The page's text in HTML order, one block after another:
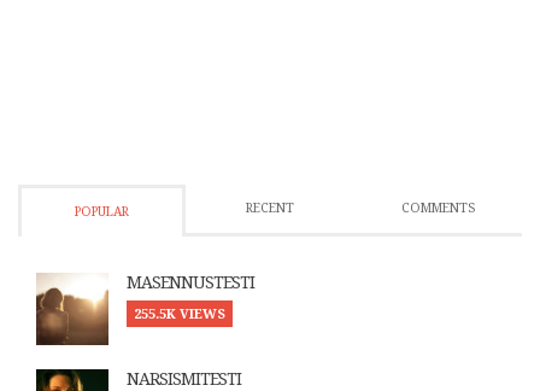
POPULAR RECENT COMMENTS
MASENNUSTESTI
255.5K VIEWS
NARSISMITESTI